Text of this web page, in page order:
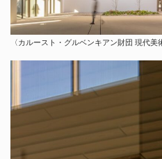
〈カルースト・グルベンキアン財団 現代